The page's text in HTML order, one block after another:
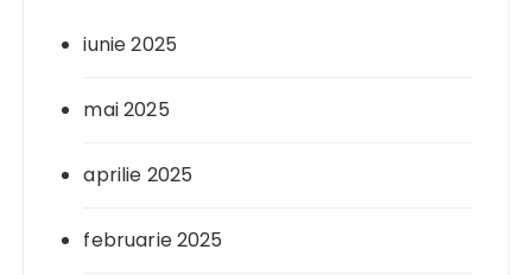
iunie 2025
mai 2025
aprilie 2025
februarie 2025